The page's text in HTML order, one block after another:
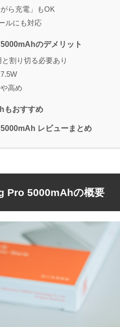
ら充電」もOK
ルにも対応
のデメリット
割り切る必要あり
高め
もおすすめ
レビューまとめ
Pro 5000mAhの概要